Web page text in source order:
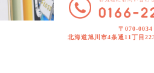
〒070-0034
北海道旭川市4条通11丁目